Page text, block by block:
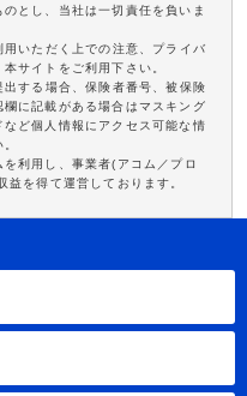
とし、当社は一切責任を負いま
いただく上での注意、プライバ
サイトをご利用下さい。
する場合、保険者番号、被保険
に記載がある場合はマスキング
ど個人情報にアクセス可能な情
利用し、事業者(アコム／プロ
益を得て運営しております。